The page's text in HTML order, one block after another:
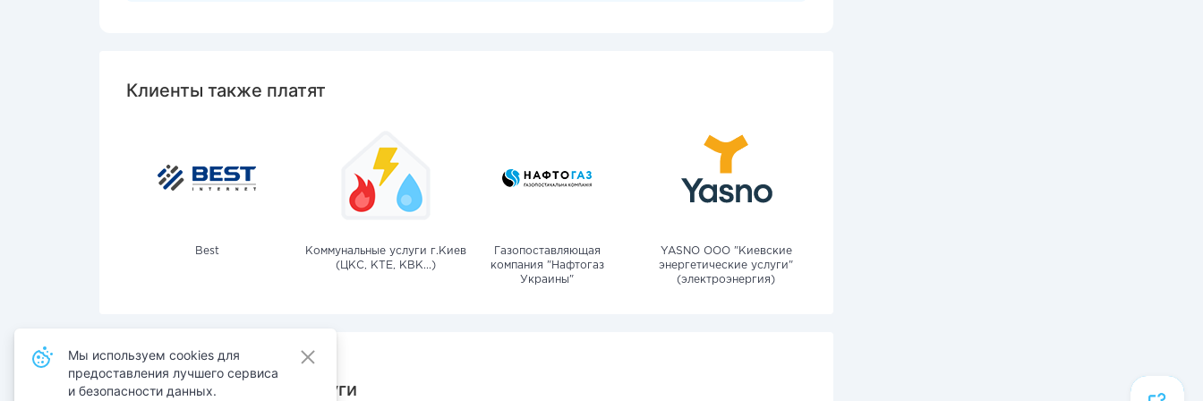
Клиенты также платят
Best
Коммунальные услуги г.Киев
(ЦКС, КТЕ, КВК...)
Газопоставляющая
компания "Нафтогаз
Украины"
YASNO OOO "Киевские
энергетические услуги"
(электроэнергия)
Также оплачивают услуги
Мы используем cookies для
предоставления лучшего сервиса
и безопасности данных.